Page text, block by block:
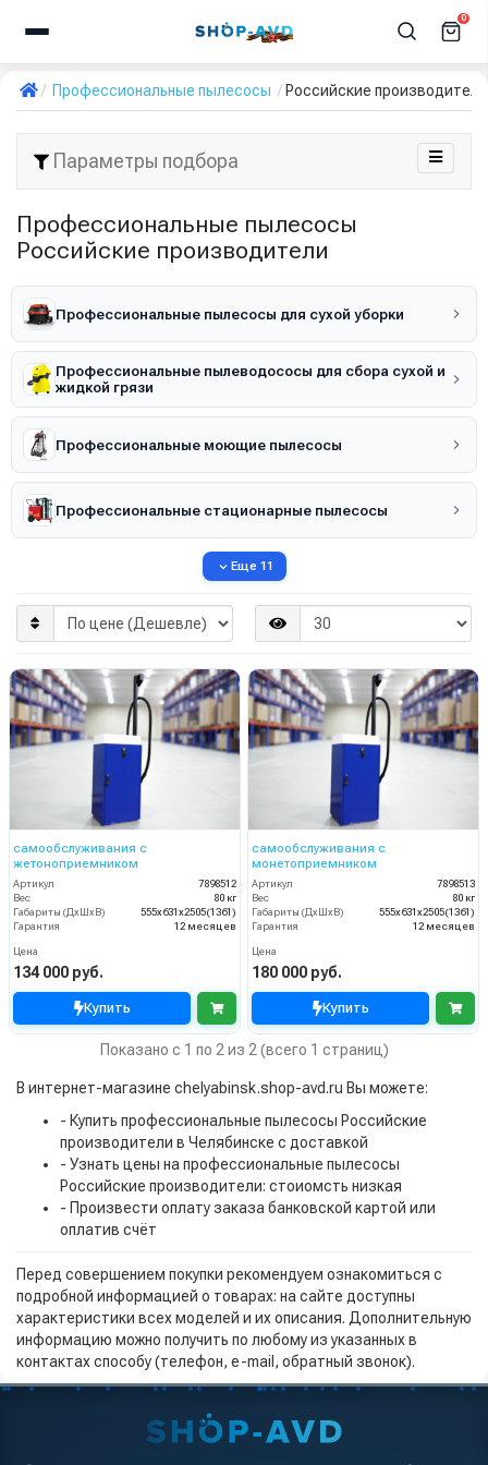
0
Профессиональные пылесосы Российские производители
Параметры подбора
Профессиональные пылесосы
Российские производители
Профессиональные пылесосы для сухой уборки
Профессиональные пылеводососы для сбора сухой и
жидкой грязи
Профессиональные моющие пылесосы
Профессиональные стационарные пылесосы
Еще 11
самообслуживания с
жетоноприемником
Артикул
7898512
Вес
80 кг
Габариты (ДхШхВ)
555x631x2505(1361)
Гарантия
12 месяцев
Цена
134 000 руб.
Купить
самообслуживания с
монетоприемником
Артикул
7898513
Вес
80 кг
Габариты (ДхШхВ)
555x631x2505(1361)
Гарантия
12 месяцев
Цена
180 000 руб.
Купить
Показано с 1 по 2 из 2 (всего 1 страниц)
В интернет-магазине chelyabinsk.shop-avd.ru Вы можете:
- Купить профессиональные пылесосы Российские
производители в Челябинске с доставкой
- Узнать цены на профессиональные пылесосы
Российские производители: стоиомсть низкая
- Произвести оплату заказа банковской картой или
оплатив счёт
Перед совершением покупки рекомендуем ознакомиться с
подробной информацией о товарах: на сайте доступны
характеристики всех моделей и их описания. Дополнительную
информацию можно получить по любому из указанных в
контактах способу (телефон, e-mail, обратный звонок).